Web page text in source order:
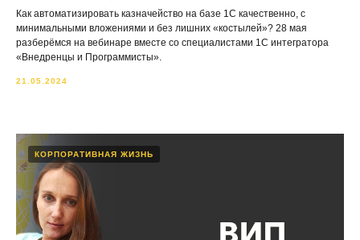
Как автоматизировать казначейство на базе 1С качественно, с
минимальными вложениями и без лишних «костылей»? 28 мая
разберёмся на вебинаре вместе со специалистами 1С интегратора
«Внедренцы и Программисты».
21.05.2024
КОРПОРАТИВНАЯ ЖИЗНЬ